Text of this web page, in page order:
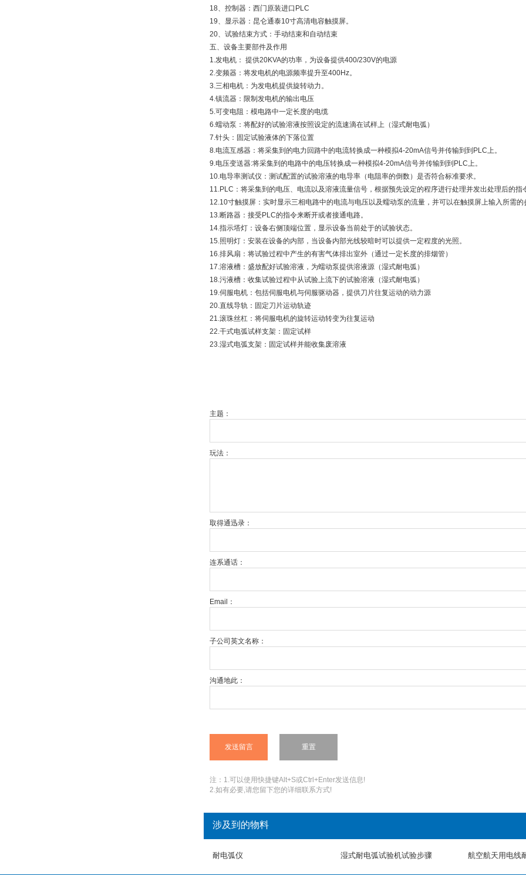
18、控制器：西门原装进口PLC
19、显示器：昆仑通泰10寸高清电容触摸屏。
20、试验结束方式：手动结束和自动结束
五、设备主要部件及作用
1.发电机： 提供20KVA的功率，为设备提供400/230V的电源
2.变频器：将发电机的电源频率提升至400Hz。
3.三相电机：为发电机提供旋转动力。
4.镇流器：限制发电机的输出电压
5.可变电阻：模电路中一定长度的电缆
6.蠕动泵：将配好的试验溶液按照设定的流速滴在试样上（湿式耐电弧）
7.针头：固定试验液体的下落位置
8.电流互感器：将采集到的电力回路中的电流转换成一种模拟4-20mA信号并传输到到PLC上。
9.电压变送器:将采集到的电路中的电压转换成一种模拟4-20mA信号并传输到到PLC上。
10.电导率测试仪：测试配置的试验溶液的电导率（电阻率的倒数）是否符合标准要求。
11.PLC：将采集到的电压、电流以及溶液流量信号，根据预先设定的程序进行处理并发出处理后的指
12.10寸触摸屏：实时显示三相电路中的电流与电压以及蠕动泵的流量，并可以在触摸屏上输入所需的
13.断路器：接受PLC的指令来断开或者接通电路。
14.指示塔灯：设备右侧顶端位置，显示设备当前处于的试验状态。
15.照明灯：安装在设备的内部，当设备内部光线较暗时可以提供一定程度的光照。
16.排风扇：将试验过程中产生的有害气体排出室外（通过一定长度的排烟管）
17.溶液槽：盛放配好试验溶液，为蠕动泵提供溶液源（湿式耐电弧）
18.污液槽：收集试验过程中从试验上流下的试验溶液（湿式耐电弧）
19.伺服电机：包括伺服电机与伺服驱动器，提供刀片往复运动的动力源
20.直线导轨：固定刀片运动轨迹
21.滚珠丝杠：将伺服电机的旋转运动转变为往复运动
22.干式电弧试样支架：固定试样
23.湿式电弧支架：固定试样并能收集废溶液
主题：
玩法：
取得通迅录：
连系通话：
Email：
子公司英文名称：
沟通地此：
注：1.可以使用快捷键Alt+S或Ctrl+Enter发送信息!
2.如有必要,请您留下您的详细联系方式!
涉及到的物料
耐电弧仪 湿式耐电弧试验机试验步骤 航空航天用电线